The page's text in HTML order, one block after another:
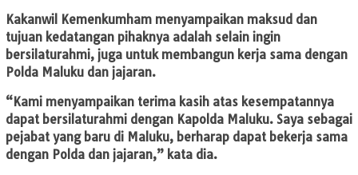
Kakanwil Kemenkumham menyampaikan maksud dan
tujuan kedatangan pihaknya adalah selain ingin
bersilaturahmi, juga untuk membangun kerja sama dengan
Polda Maluku dan jajaran.
“Kami menyampaikan terima kasih atas kesempatannya
dapat bersilaturahmi dengan Kapolda Maluku. Saya sebagai
pejabat yang baru di Maluku, berharap dapat bekerja sama
dengan Polda dan jajaran,” kata dia.